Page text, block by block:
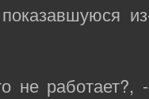
не работает?,